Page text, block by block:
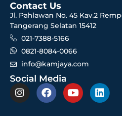
Contact Us
Jl. Pahlawan No. 45 Kav.2
Tangerang Selatan 15412
021-7388-5166
0821-8084-0066
info@kamjaya.com
Social Media